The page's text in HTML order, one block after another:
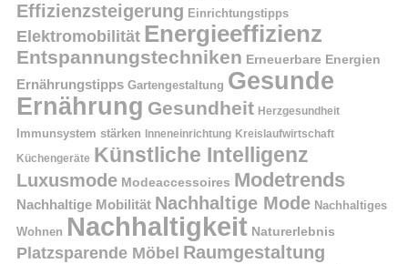
Effizienzsteigerung Einrichtungstipps
Elektromobilität Energieeffizienz
Entspannungstechniken Erneuerbare Energien
Ernährungstipps Gartengestaltung Gesunde
Ernährung Gesundheit Herzgesundheit
Immunsystem stärken Inneneinrichtung Kreislaufwirtschaft
Küchengeräte Künstliche Intelligenz
Luxusmode Modeaccessoires Modetrends
Nachhaltige Mobilität Nachhaltige Mode Nachhaltiges
Wohnen Nachhaltigkeit Naturerlebnis
Platzsparende Möbel Raumgestaltung